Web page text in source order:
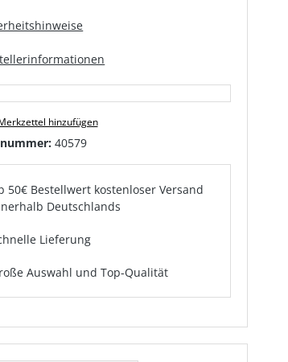
hinzufügen
40579
50€ Bestellwert kostenloser Versand
Deutschlands
Lieferung
Auswahl und Top-Qualität